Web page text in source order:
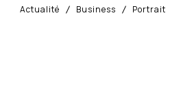
Actualité Business Portrait